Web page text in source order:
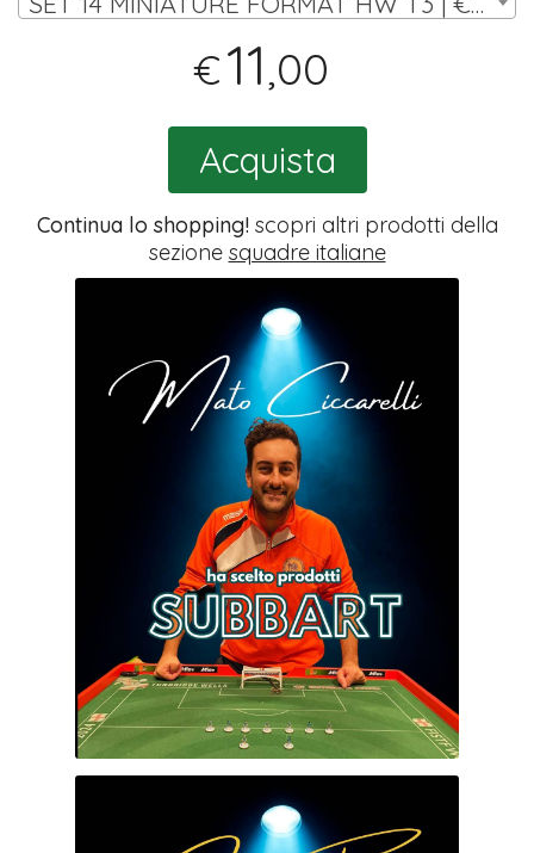
€11,00
Acquista
Continua lo shopping!scopri altri prodotti della
sezione squadre italiane